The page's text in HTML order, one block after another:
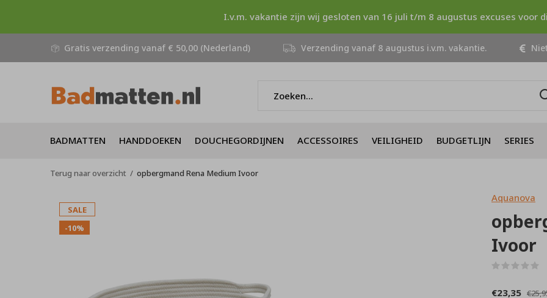
BADMATTEN HANDDOEKEN DOUCHEGORDIJNEN ACCESSOIRES VEILIGHEID BUDGETLIJN SERIES
Gratis verzending vanaf € 50,00 (Nederland) Verzending vanaf 8 augustus i.v.m. vakantie.
I.v.m. vakantie zijn wij gesloten van 16 juli t/m 8 augustus excuses voor
Terug naar overzicht opbergmand Rena Medium Ivoor
SALE
-10%
Aquanova
Ivoor
€23,35